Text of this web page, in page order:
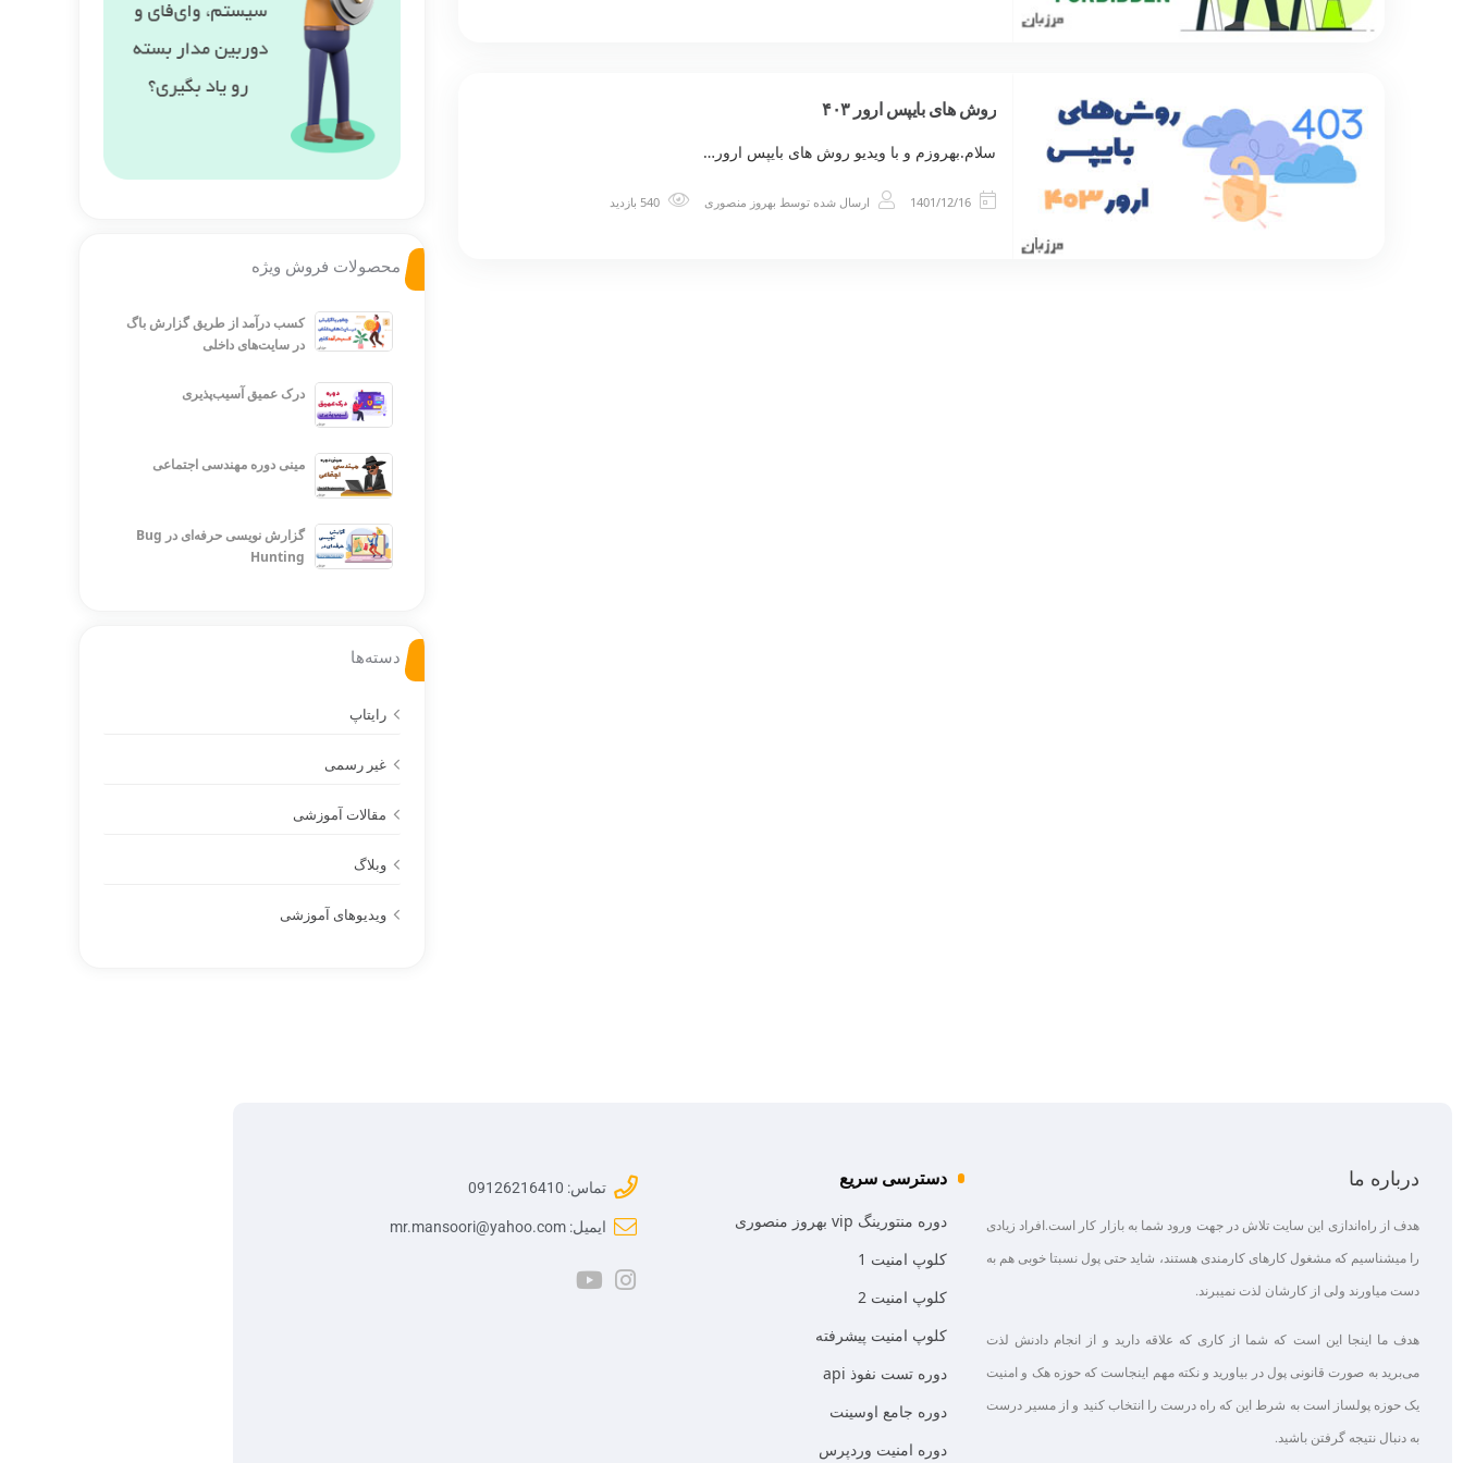
روش های بایپس ارور ۴۰۳
سلام.بهروزم و با ویدیو روش های بایپس ارور…
1401/12/16 ارسال شده توسط بهروز منصوری
محصولات فروش ویژه
کسب درآمد از طریق گزارش باگ
در سایت‌های داخلی
درک عمیق آسیب‌پذیری
مینی دوره مهندسی اجتماعی
گزارش نویسی حرفه‌ای در Bug
Hunting
دسته‌ها
رایتاپ
غیر رسمی
مقالات آموزشی
وبلاگ
ویدیوهای آموزشی
درباره ما
هدف از راه‌اندازی این سایت تلاش در جهت ورود شما به بازار کار است.افراد زیادی
را میشناسیم که مشغول کارهای کارمندی هستند، شاید حتی پول نسبتا خوبی هم به
دست میاورند ولی از کارشان لذت نمیبرند.
هدف ما اینجا این است که شما از کاری که علاقه‌ دارید و از انجام دادنش لذت
می‌برید به صورت قانونی پول در بیاورید و نکته مهم اینجاست که حوزه هک و امنیت
یک حوزه پولساز است به شرط این که راه درست را انتخاب کنید و از مسیر درست
به دنبال نتیجه گرفتن باشید.
دسترسی سریع
دوره منتورینگ vip بهروز منصوری
کلوپ امنیت 1
کلوپ امنیت 2
کلوپ امنیت پیشرفته
دوره تست نفوذ api
دوره جامع اوسینت
دوره امنیت وردپرس
تماس: 09126216410
ایمیل: mr.mansoori@yahoo.com